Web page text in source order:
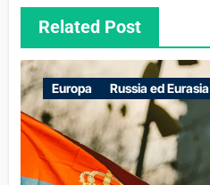
Related Post
Europa Russia ed Eurasia